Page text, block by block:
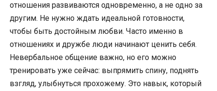
отношения развиваются одновременно, а не одно за
другим. Не нужно ждать идеальной готовности,
чтобы быть достойным любви. Часто именно в
отношениях и дружбе люди начинают ценить себя.
Невербальное общение важно, но его можно
тренировать уже сейчас: выпрямить спину, поднять
взгляд, улыбнуться прохожему. Это навык, который